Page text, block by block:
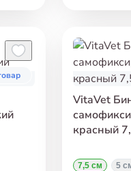
VitaVet
красный
7,5 см 5